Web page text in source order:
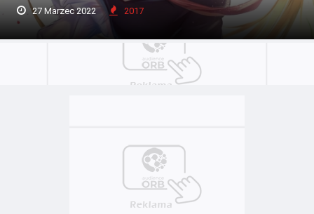
27 Marzec 2022 2017